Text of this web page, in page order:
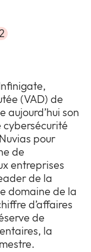
a
(VAD) de
aujourd’hui son
cybersécurité
pour
de
entreprises
de la
domaine de la
d’affaires
de
la